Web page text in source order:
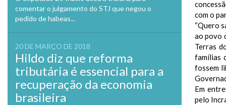
comentar o julgamento do STJ que negou o
pedido de habeas...
20 DE MARÇO DE 2018
Hildo diz que reforma
tributária é essencial para a
recuperação da economia
brasileira
com o
“Quero
ao povo
Terras
famílias
fossem
Em
pelo